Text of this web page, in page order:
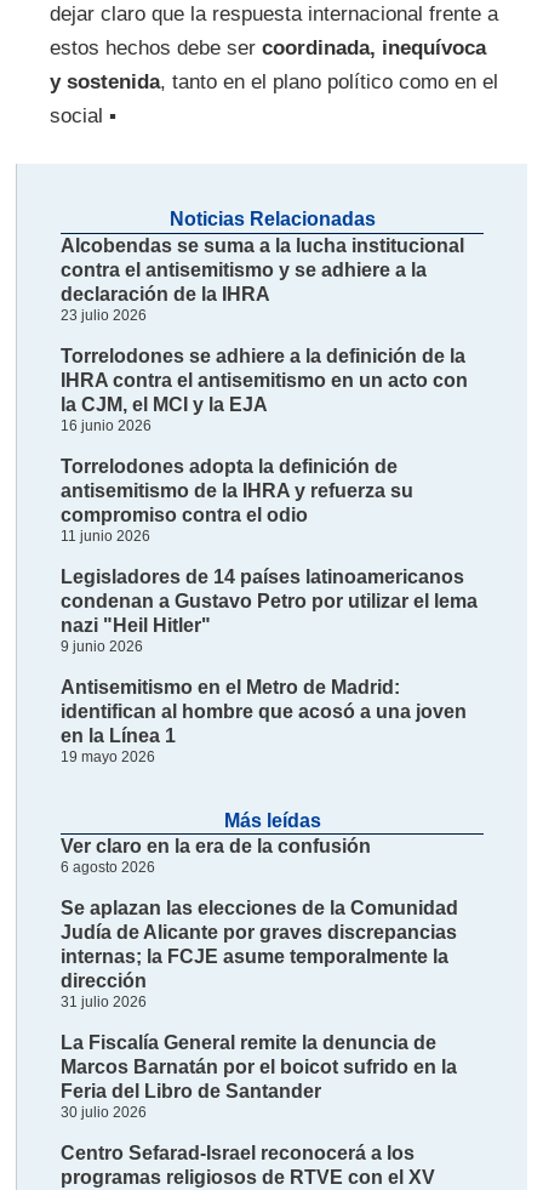
dejar claro que la respuesta internacional frente a
estos hechos debe ser coordinada, inequívoca
y sostenida, tanto en el plano político como en el
social ▪
Noticias Relacionadas
Alcobendas se suma a la lucha institucional
contra el antisemitismo y se adhiere a la
declaración de la IHRA
23 julio 2026
Torrelodones se adhiere a la definición de la
IHRA contra el antisemitismo en un acto con
la CJM, el MCI y la EJA
16 junio 2026
Torrelodones adopta la definición de
antisemitismo de la IHRA y refuerza su
compromiso contra el odio
11 junio 2026
Legisladores de 14 países latinoamericanos
condenan a Gustavo Petro por utilizar el lema
nazi "Heil Hitler"
9 junio 2026
Antisemitismo en el Metro de Madrid:
identifican al hombre que acosó a una joven
en la Línea 1
19 mayo 2026
Más leídas
Ver claro en la era de la confusión
6 agosto 2026
Se aplazan las elecciones de la Comunidad
Judía de Alicante por graves discrepancias
internas; la FCJE asume temporalmente la
dirección
31 julio 2026
La Fiscalía General remite la denuncia de
Marcos Barnatán por el boicot sufrido en la
Feria del Libro de Santander
30 julio 2026
Centro Sefarad-Israel reconocerá a los
programas religiosos de RTVE con el XV